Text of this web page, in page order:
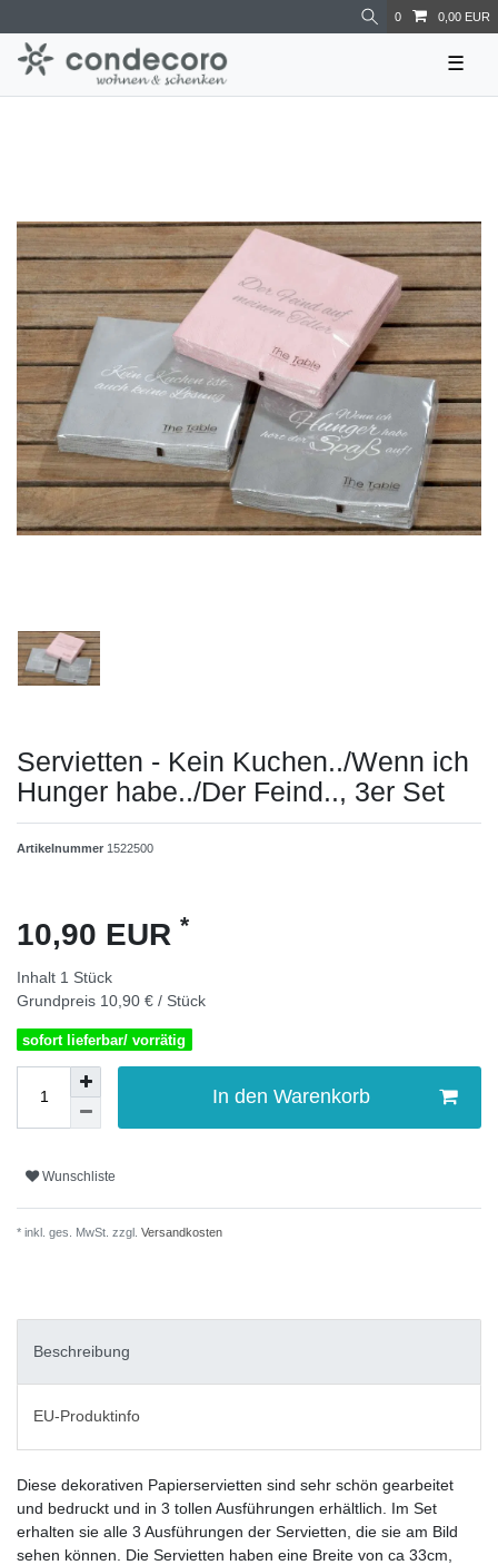
0 0,00 EUR
☰
Servietten - Kein Kuchen../Wenn ich
Hunger habe../Der Feind.., 3er Set
Artikelnummer 1522500
10,90 EUR *
Inhalt 1 Stück
Grundpreis 10,90 € / Stück
sofort lieferbar/ vorrätig
In den Warenkorb
Wunschliste
* inkl. ges. MwSt. zzgl. Versandkosten
Beschreibung
EU-Produktinfo
Diese dekorativen Papierservietten sind sehr schön gearbeitet
und bedruckt und in 3 tollen Ausführungen erhältlich. Im Set
erhalten sie alle 3 Ausführungen der Servietten, die sie am Bild
sehen können. Die Servietten haben eine Breite von ca 33cm,